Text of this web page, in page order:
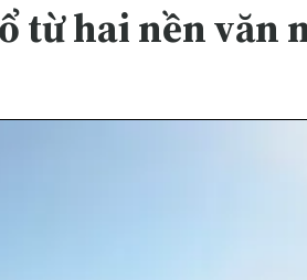
từ hai nền